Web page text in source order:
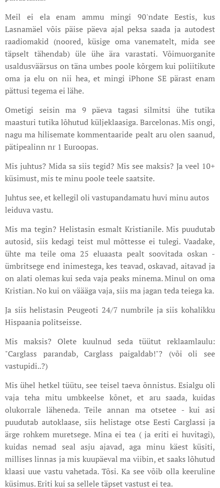
Meil ei ela enam ammu mingi 90'ndate Eestis, kus
Lasnamäel võis päise päeva ajal peksa saada ja autodest
raadiomakid (noored, küsige oma vanematelt, mida see
täpselt tähendab) üle ühe ära varastati. Võimuorganite
usaldusväärsus on täna umbes poole kõrgem kui poliitikute
oma ja elu on nii hea, et mingi iPhone SE pärast enam
pättusi tegema ei lähe.
Ometigi seisin ma 9 päeva tagasi silmitsi ühe tutika
maasturi tutika lõhutud küljeklaasiga. Barcelonas. Mis ongi,
nagu ma hilisemate kommentaaride pealt aru olen saanud,
pätipealinn nr 1 Euroopas.
Mis juhtus? Mida sa siis tegid? Mis see maksis? Ja veel 10+
küsimust, mis te minu poole teele saatsite.
Juhtus see, et kellegil oli vastupandamatu huvi minu autos
leiduva vastu.
Mis ma tegin? Helistasin esmalt Kristianile. Mis puudutab
autosid, siis kedagi teist mul mõttesse ei tulegi. Vaadake,
ühte ma teile oma 25 eluaasta pealt soovitada oskan -
ümbritsege end inimestega, kes teavad, oskavad, aitavad ja
on alati olemas kui seda vaja peaks minema. Minul on oma
Kristian. No kui on väääga vaja, siis ma jagan teda teiega ka.
Ja siis helistasin Peugeoti 24/7 numbrile ja siis kohalikku
Hispaania politseisse.
Mis maksis? Olete kuulnud seda tüütut reklaamlaulu:
"Carglass parandab, Carglass paigaldab!"? (või oli see
vastupidi..?)
Mis ühel hetkel tüütu, see teisel taeva õnnistus. Esialgu oli
vaja teha mitu umbkeelse kõnet, et aru saada, kuidas
olukorrale läheneda. Teile annan ma otsetee - kui asi
puudutab autoklaase, siis helistage otse Eesti Carglassi ja
ärge rohkem muretsege. Mina ei tea ( ja eriti ei huvitagi),
kuidas nemad seal asju ajavad, aga minu käest küsiti,
millises linnas ja mis kuupäeval ma viibin, et saaks lõhutud
klaasi uue vastu vahetada. Tõsi. Ka see võib olla keeruline
küsimus. Eriti kui sa sellele täpset vastust ei tea.